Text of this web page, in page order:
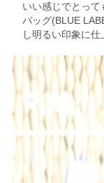
いい感じでとっ
バッグ(BLUE
し明るい印象に仕